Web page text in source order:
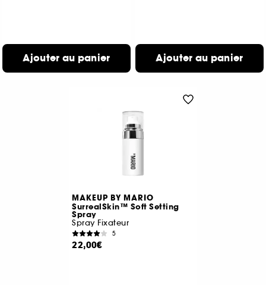
Ajouter au panier Ajouter au panier
MAKEUP BY MARIO
SurrealSkin™ Soft Setting
Spray
Spray Fixateur
5
22,00€